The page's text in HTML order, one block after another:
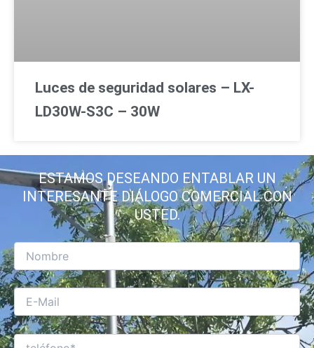
Luces de seguridad solares – LX-
LD30W-S3C – 30W
ESTAMOS DESEANDO ENTABLAR UN
INTERESANTE DIÁLOGO COMERCIAL CON
USTED.